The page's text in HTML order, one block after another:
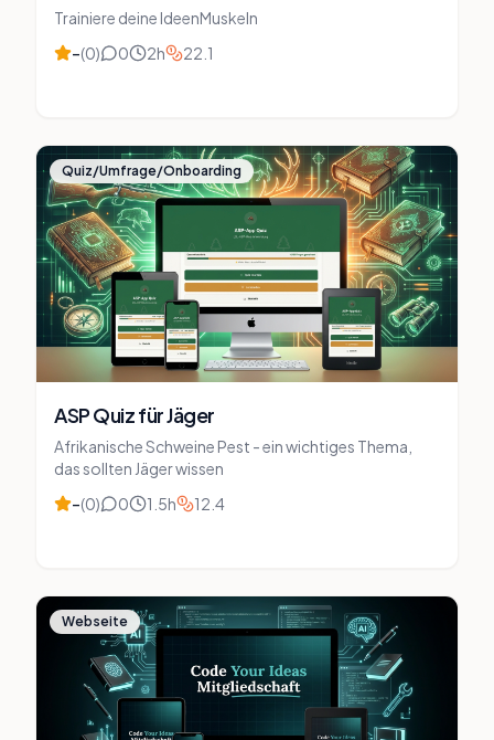
Trainiere deine IdeenMuskeln
–(0) 0 2h 22.1
Quiz/Umfrage/Onboarding
ASP Quiz für Jäger
Afrikanische Schweine Pest - ein wichtiges Thema,
das sollten Jäger wissen
–(0) 0 1.5h 12.4
Webseite